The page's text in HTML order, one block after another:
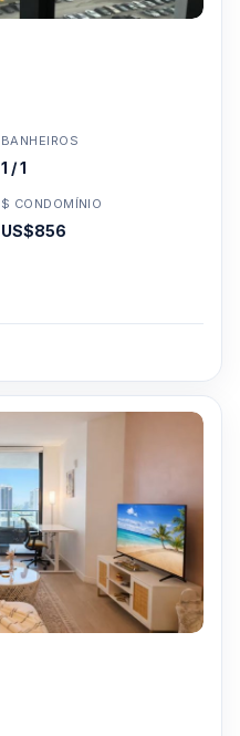
BANHEIROS
1 / 1
$ CONDOMÍNIO
US$856